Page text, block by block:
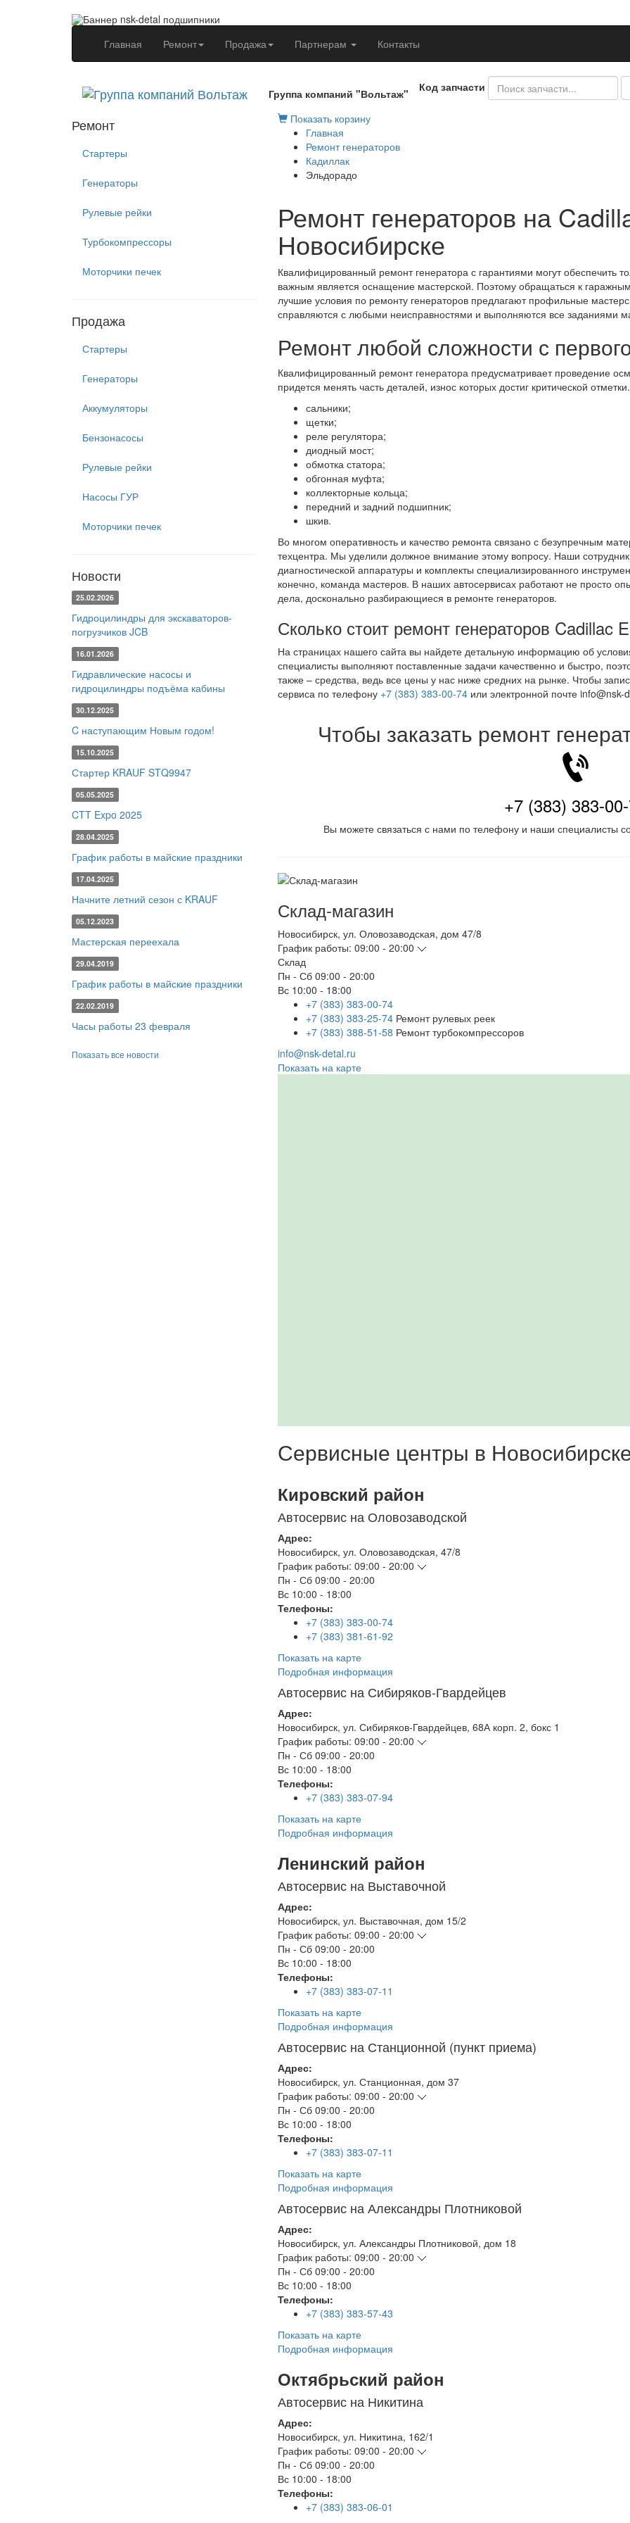
Главная (current)Ремонт Продажа Партнерам Контакты
Группа компаний "Вольтаж"
Код запчасти
Ремонт
Стартеры
Генераторы
Рулевые рейки
Турбокомпрессоры
Моторчики печек
Продажа
Стартеры
Генераторы
Аккумуляторы
Бензонасосы
Рулевые рейки
Насосы ГУР
Моторчики печек
Новости
25.02.2026
Гидроцилиндры для экскаваторов-
погрузчиков JCB
16.01.2026
Гидравлические насосы и
гидроцилиндры подъёма кабины
30.12.2025
C наступающим Новым годом!
15.10.2025
Стартер KRAUF STQ9947
05.05.2025
CTT Expo 2025
28.04.2025
График работы в майские праздники
17.04.2025
Начните летний сезон с KRAUF
05.12.2023
Мастерская переехала
29.04.2019
График работы в майские праздники
22.02.2019
Часы работы 23 февраля
Показать все новости
Показать корзину
Главная
Ремонт генераторов
Кадиллак
Эльдорадо
Ремонт генераторов на
Новосибирске
Квалифицированный ремонт генератора с гарантиями могут обеспечить
важным является оснащение мастерской. Поэтому обращаться к
лучшие условия по ремонту генераторов предлагают профильные
справляются с любыми неисправностями и выполняются все заданиями
Ремонт любой сложности с
Квалифицированный ремонт генератора предусматривает проведение
придется менять часть деталей, износ которых достиг критической
сальники;
щетки;
реле регулятора;
диодный мост;
обмотка статора;
обгонная муфта;
коллекторные кольца;
передний и задний подшипник;
шкив.
Во многом оперативность и качество ремонта связано с безупречным
техцентра. Мы уделили должное внимание этому вопросу. Наши
диагностической аппаратуры и комплекты специализированного
конечно, команда мастеров. В наших автосервисах работают не просто
дела, досконально разбирающиеся в ремонте генераторов.
Сколько стоит ремонт генераторов Cadillac
На страницах нашего сайта вы найдете детальную информацию об
специалисты выполняют поставленные задачи качественно и быстро,
также – средства, ведь все цены у нас ниже средних на рынке. Чтобы
сервиса по телефону +7 (383) 383-00-74или электронной почте info@nsk-
Чтобы заказать ремонт
+7 (383) 383-
Вы можете связаться с нами по телефону и наши специалисты
Склад-магазин
Новосибирск, ул. Оловозаводская, дом 47/8
График работы: 09:00 - 20:00
Склад
Пн - Сб 09:00 - 20:00
Вс 10:00 - 18:00
+7 (383) 383-00-74
+7 (383) 383-25-74 Ремонт рулевых реек
+7 (383) 388-51-58 Ремонт турбокомпрессоров
info@nsk-detal.ru
Показать на карте
Сервисные центры в
Кировский район
Автосервис на Оловозаводской
Адрес:
Новосибирск, ул. Оловозаводская, 47/8
График работы: 09:00 - 20:00
Пн - Сб 09:00 - 20:00
Вс 10:00 - 18:00
Телефоны:
+7 (383) 383-00-74
+7 (383) 381-61-92
Показать на карте
Подробная информация
Автосервис на Сибиряков-Гвардейцев
Адрес:
Новосибирск, ул. Сибиряков-Гвардейцев, 68А корп. 2, бокс 1
График работы: 09:00 - 20:00
Пн - Сб 09:00 - 20:00
Вс 10:00 - 18:00
Телефоны:
+7 (383) 383-07-94
Показать на карте
Подробная информация
Ленинский район
Автосервис на Выставочной
Адрес:
Новосибирск, ул. Выставочная, дом 15/2
График работы: 09:00 - 20:00
Пн - Сб 09:00 - 20:00
Вс 10:00 - 18:00
Телефоны:
+7 (383) 383-07-11
Показать на карте
Подробная информация
Автосервис на Станционной (пункт приема)
Адрес:
Новосибирск, ул. Станционная, дом 37
График работы: 09:00 - 20:00
Пн - Сб 09:00 - 20:00
Вс 10:00 - 18:00
Телефоны:
+7 (383) 383-07-11
Показать на карте
Подробная информация
Автосервис на Александры Плотниковой
Адрес:
Новосибирск, ул. Александры Плотниковой, дом 18
График работы: 09:00 - 20:00
Пн - Сб 09:00 - 20:00
Вс 10:00 - 18:00
Телефоны:
+7 (383) 383-57-43
Показать на карте
Подробная информация
Октябрьский район
Автосервис на Никитина
Адрес:
Новосибирск, ул. Никитина, 162/1
График работы: 09:00 - 20:00
Пн - Сб 09:00 - 20:00
Вс 10:00 - 18:00
Телефоны:
+7 (383) 383-06-01